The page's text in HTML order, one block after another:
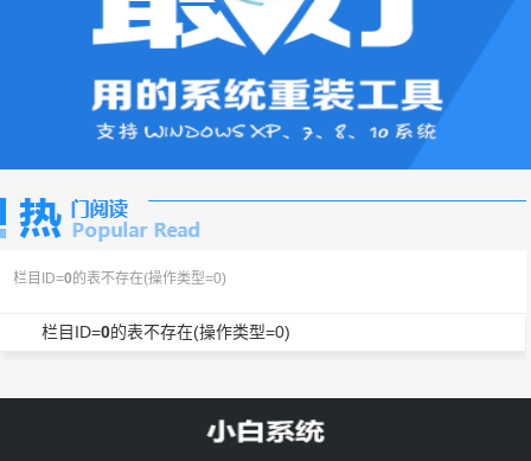
栏目ID=0的表不存在(操作类型=0)
栏目ID=0的表不存在(操作类型=0)